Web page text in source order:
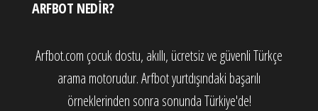
ARFBOT NEDIR?
Arfbot.com çocuk dostu, akıllı, ücretsiz ve güvenli Türkçe
arama motorudur. Arfbot yurtdışındaki başarılı
örneklerinden sonra sonunda Türkiye'de!